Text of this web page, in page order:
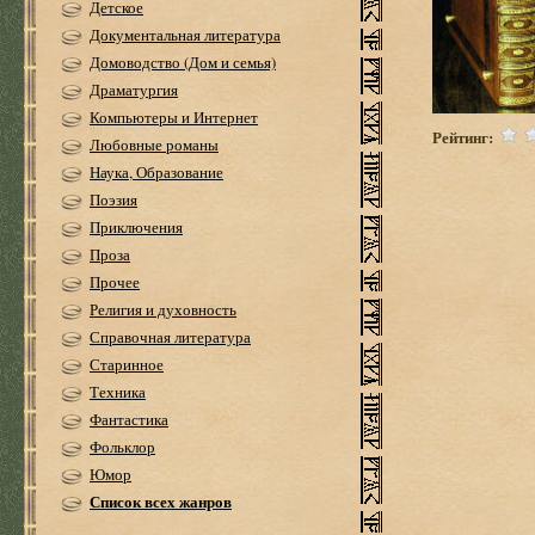
Детское
Документальная литература
Домоводство (Дом и семья)
Драматургия
Компьютеры и Интернет
Любовные романы
Наука, Образование
Поэзия
Приключения
Проза
Прочее
Религия и духовность
Справочная литература
Старинное
Техника
Фантастика
Фольклор
Юмор
Список всех жанров
Рейтинг: